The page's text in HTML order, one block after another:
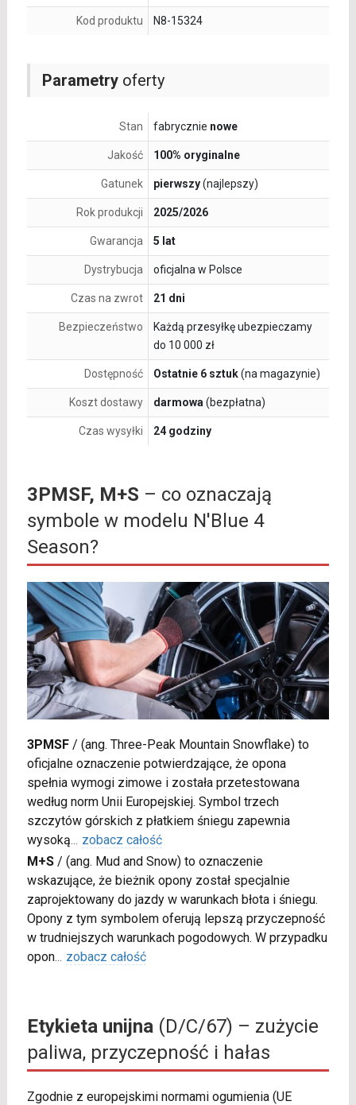
Parametryoferty
Stan fabrycznie nowe
Jakość 100% oryginalne
Gatunek pierwszy(najlepszy)
Rok produkcji 2025/2026
Gwarancja 5 lat
Dystrybucja oficjalna w Polsce
Czas na zwrot 21 dni
Bezpieczeństwo
Każdą przesyłkę ubezpieczamy
do 10 000 zł
Dostępność Ostatnie 6 sztuk(na magazynie)
Koszt dostawy darmowa (bezpłatna)
Czas wysyłki 24 godziny
Kod produktu N8-15324
3PMSF, M+S – co oznaczają
symbole w modelu N'Blue 4
Season?
3PMSF/ (ang. Three-Peak Mountain Snowflake) to
oficjalne oznaczenie potwierdzające, że opona
spełnia wymogi zimowe i została przetestowana
według norm Unii Europejskiej. Symbol trzech
szczytów górskich z płatkiem śniegu zapewnia
wysoką... zobacz całość
M+S/ (ang. Mud and Snow) to oznaczenie
wskazujące, że bieżnik opony został specjalnie
zaprojektowany do jazdy w warunkach błota i śniegu.
Opony z tym symbolem oferują lepszą przyczepność
w trudniejszych warunkach pogodowych. W przypadku
opon... zobacz całość
Etykieta unijna(D/C/67) – zużycie
paliwa, przyczepność i hałas
Zgodnie z europejskimi normami ogumienia (UE